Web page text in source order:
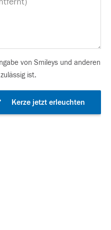
von Smileys und anderen
ist.
Kerze jetzt erleuchten